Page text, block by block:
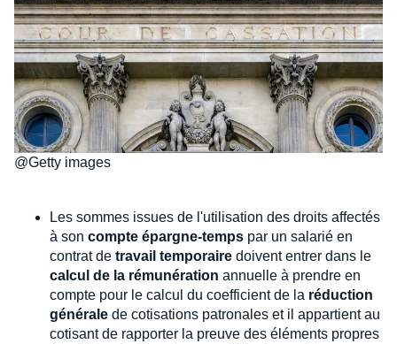
@Getty images
Les sommes issues de l'utilisation des droits affectés
à son compte épargne-temps par un salarié en
contrat de travail temporaire doivent entrer dans le
calcul de la rémunération annuelle à prendre en
compte pour le calcul du coefficient de la réduction
générale de cotisations patronales et il appartient au
cotisant de rapporter la preuve des éléments propres